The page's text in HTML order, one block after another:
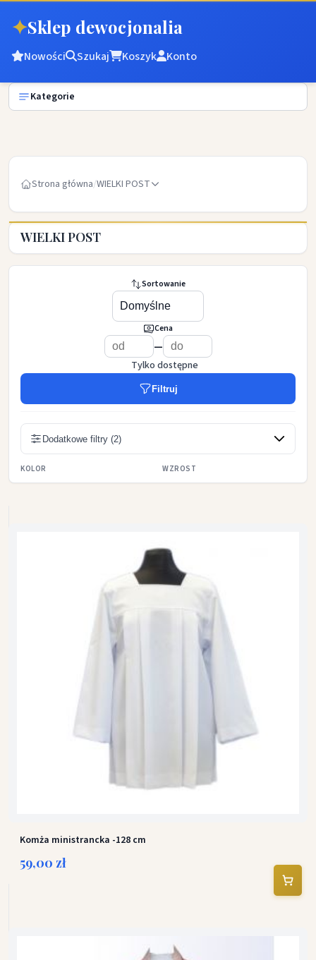
✦Sklep dewocjonalia
Nowości Szukaj Koszyk Konto
Kategorie
Strona główna/WIELKI POST
WIELKI POST
Sortowanie
Cena
—
Tylko dostępne
Filtruj
Dodatkowe filtry (2)
KOLOR WZROST
Komża ministrancka -128 cm
59,00 zł